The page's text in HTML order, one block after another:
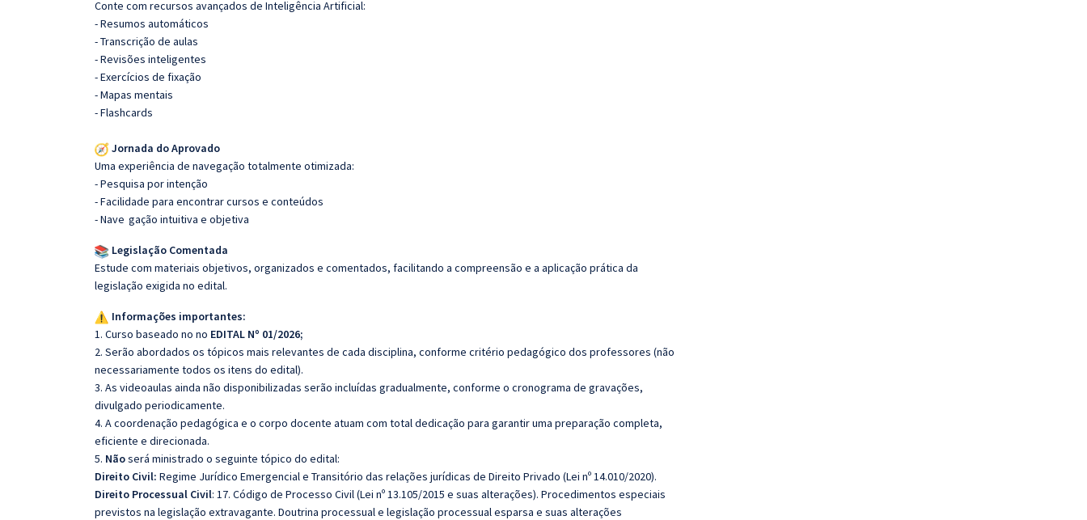
Conte com recursos avançados de Inteligência Artificial:
- Resumos automáticos
- Transcrição de aulas
- Revisões inteligentes
- Exercícios de fixação
- Mapas mentais
- Flashcards
Jornada do Aprovado
Uma experiência de navegação totalmente otimizada:
- Pesquisa por intenção
- Facilidade para encontrar cursos e conteúdos
- Nave gação intuitiva e objetiva
Legislação Comentada
Estude com materiais objetivos, organizados e comentados, facilitando a compreensão e a aplicação prática da
legislação exigida no edital.
Informações importantes:
1. Curso baseado no no EDITAL Nº 01/2026;
2. Serão abordados os tópicos mais relevantes de cada disciplina, conforme critério pedagógico dos professores (não
necessariamente todos os itens do edital).
3. As videoaulas ainda não disponibilizadas serão incluídas gradualmente, conforme o cronograma de gravações,
divulgado periodicamente.
4. A coordenação pedagógica e o corpo docente atuam com total dedicação para garantir uma preparação completa,
eficiente e direcionada.
5. Nãoserá ministrado o seguinte tópico do edital:
Direito Civil: Regime Jurídico Emergencial e Transitório das relações jurídicas de Direito Privado (Lei nº 14.010/2020).
Direito Processual Civil: 17. Código de Processo Civil (Lei nº 13.105/2015 e suas alterações). Procedimentos especiais
previstos na legislação extravagante. Doutrina processual e legislação processual esparsa e suas alterações